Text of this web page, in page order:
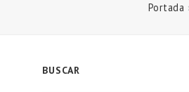
Portada
BUSCAR